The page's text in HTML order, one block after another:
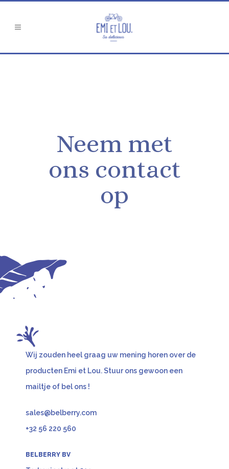
Neem met
ons contact
op
Wij zouden heel graag uw mening horen over de
producten Emi et Lou.Stuur ons gewoon een
mailtje of bel ons !
sales@belberry.com
+32 56 220 560
BELBERRY BV